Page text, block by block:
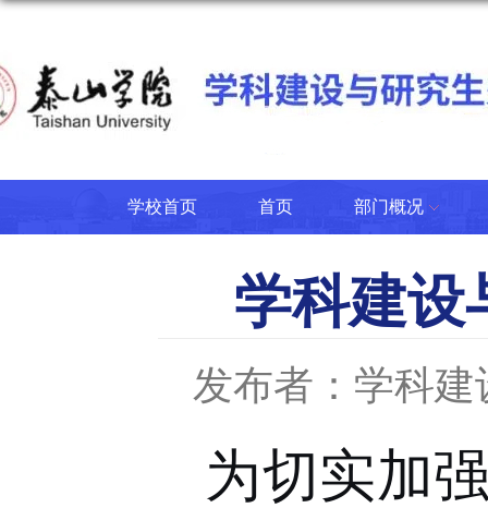
学校首页 首页 部门概况
学科建设
发布者：学科
为切实加